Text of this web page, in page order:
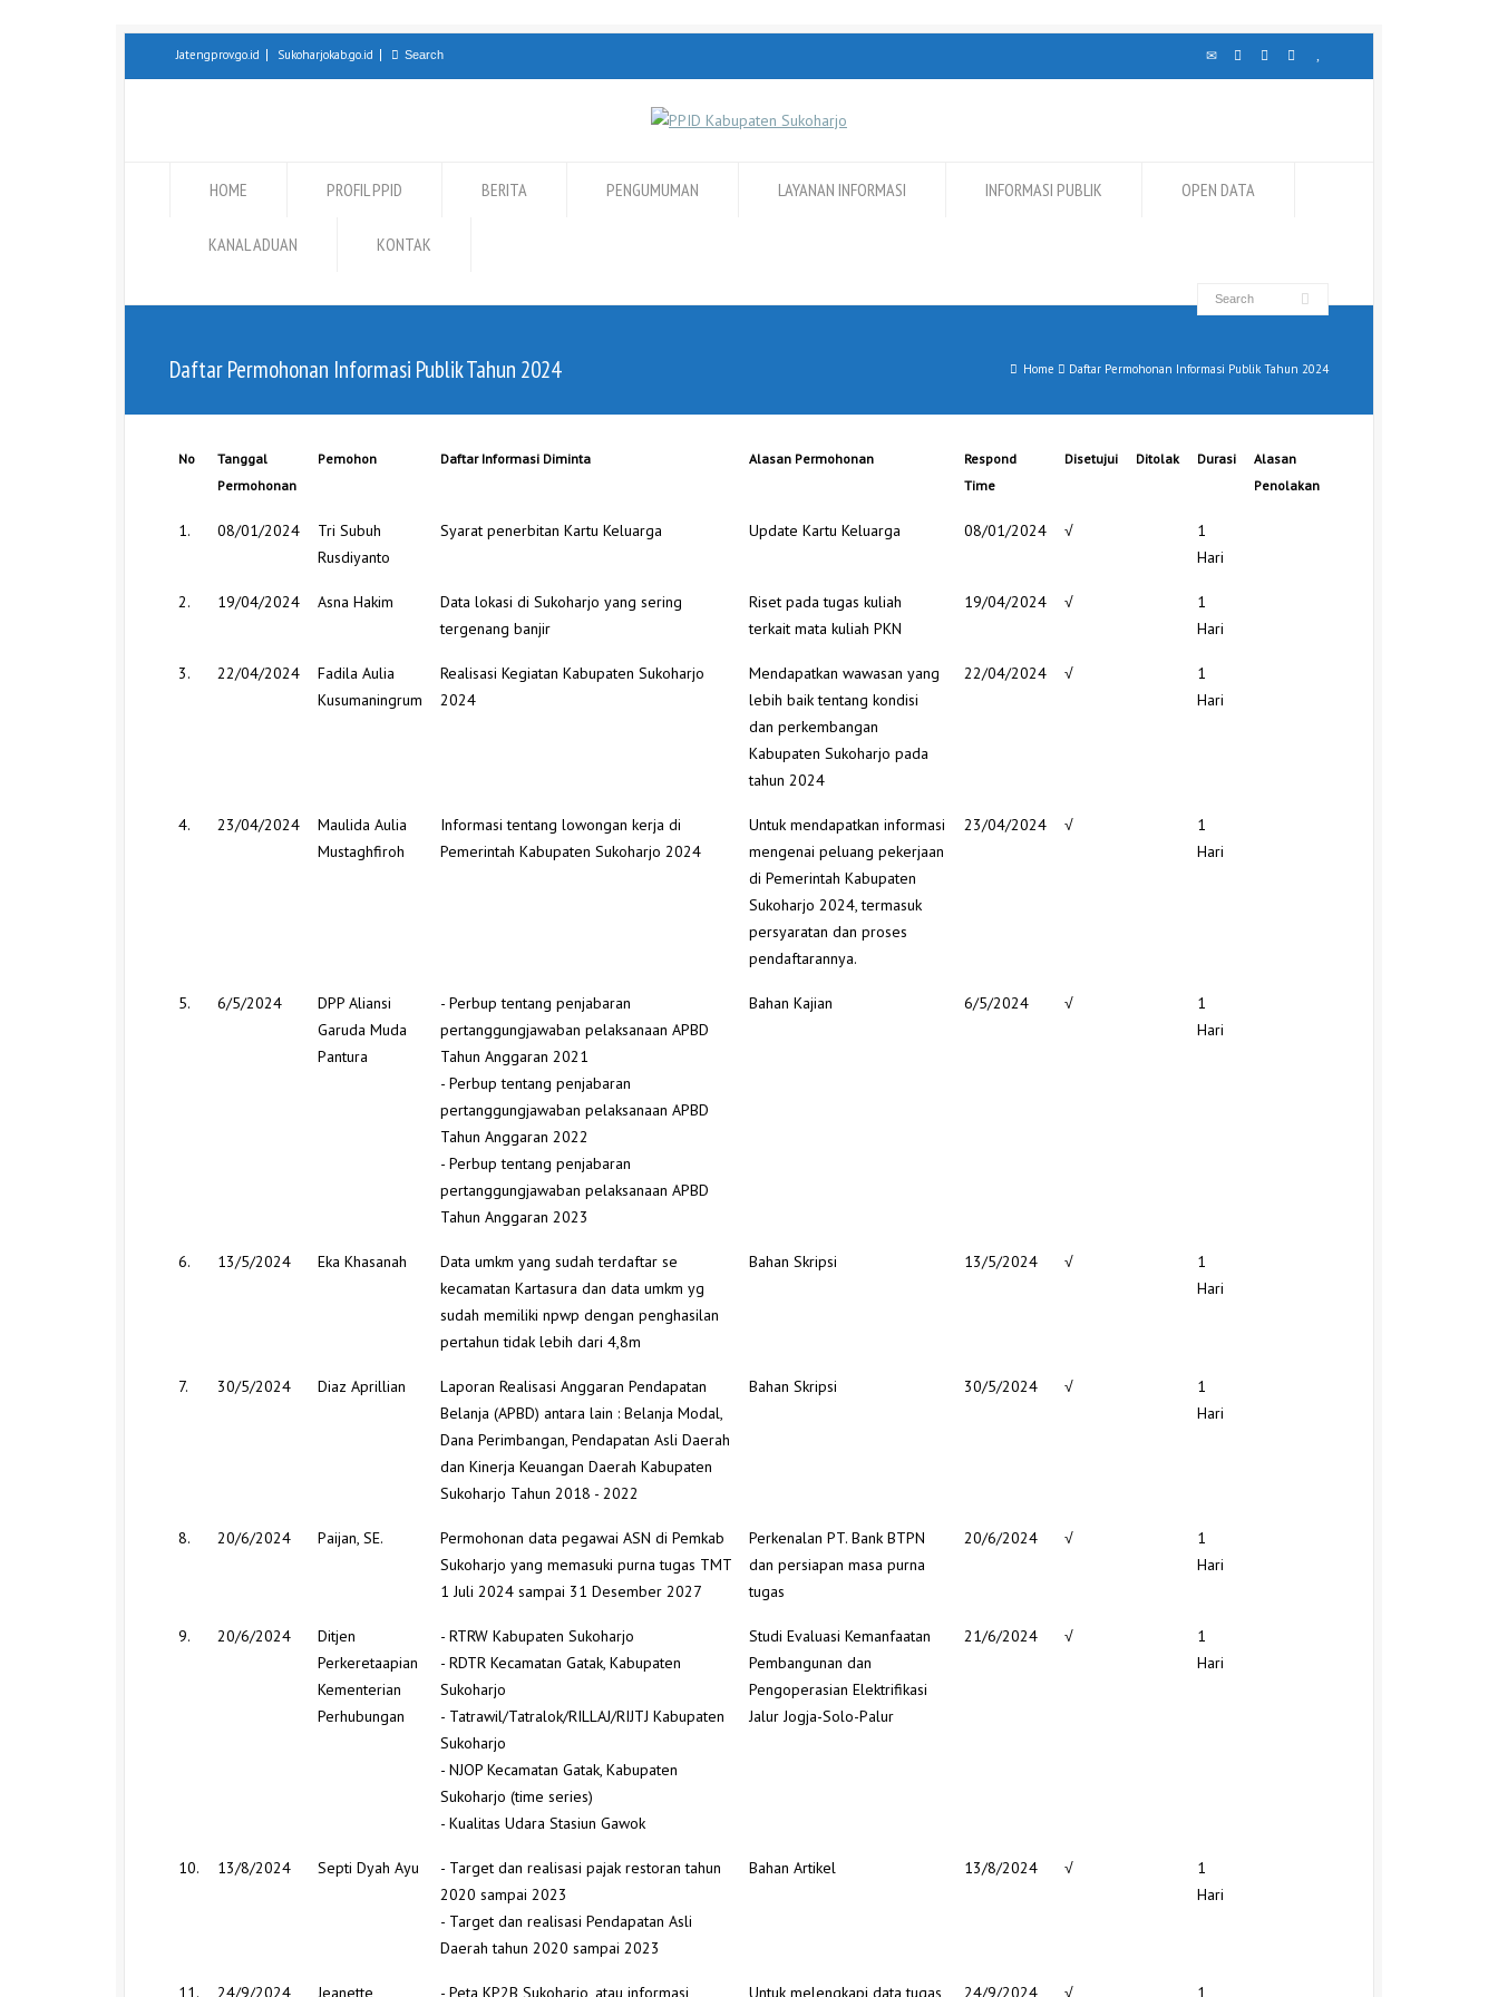
Jatengprov.go.id Sukoharjokab.go.id
HOME PROFIL PPID BERITA PENGUMUMAN LAYANAN INFORMASI INFORMASI PUBLIK OPEN DATA
KANAL ADUAN KONTAK
Daftar Permohonan Informasi Publik Tahun 2024 Home Daftar Permohonan Informasi Publik Tahun 2024
No
Tanggal
Permohonan
Pemohon Daftar Informasi Diminta Alasan Permohonan
Respond
Time
Disetujui Ditolak Durasi
Alasan
Penolakan
1. 08/01/2024
Tri Subuh
Rusdiyanto
Syarat penerbitan Kartu Keluarga Update Kartu Keluarga 08/01/2024 √
1
Hari
2. 19/04/2024 Asna Hakim
Data lokasi di Sukoharjo yang sering
tergenang banjir
Riset pada tugas kuliah
terkait mata kuliah PKN
19/04/2024 √
1
Hari
3. 22/04/2024
Fadila Aulia
Kusumaningrum
Realisasi Kegiatan Kabupaten Sukoharjo
2024
Mendapatkan wawasan yang
lebih baik tentang kondisi
dan perkembangan
Kabupaten Sukoharjo pada
tahun 2024
22/04/2024 √
1
Hari
4. 23/04/2024
Maulida Aulia
Mustaghfiroh
Informasi tentang lowongan kerja di
Pemerintah Kabupaten Sukoharjo 2024
Untuk mendapatkan informasi
mengenai peluang pekerjaan
di Pemerintah Kabupaten
Sukoharjo 2024, termasuk
persyaratan dan proses
pendaftarannya.
23/04/2024 √
1
Hari
5. 6/5/2024
DPP Aliansi
Garuda Muda
Pantura
- Perbup tentang penjabaran
pertanggungjawaban pelaksanaan APBD
Tahun Anggaran 2021
- Perbup tentang penjabaran
pertanggungjawaban pelaksanaan APBD
Tahun Anggaran 2022
- Perbup tentang penjabaran
pertanggungjawaban pelaksanaan APBD
Tahun Anggaran 2023
Bahan Kajian 6/5/2024 √
1
Hari
6. 13/5/2024 Eka Khasanah
Data umkm yang sudah terdaftar se
kecamatan Kartasura dan data umkm yg
sudah memiliki npwp dengan penghasilan
pertahun tidak lebih dari 4,8m
Bahan Skripsi 13/5/2024 √
1
Hari
7. 30/5/2024 Diaz Aprillian
Laporan Realisasi Anggaran Pendapatan
Belanja (APBD) antara lain : Belanja Modal,
Dana Perimbangan, Pendapatan Asli Daerah
dan Kinerja Keuangan Daerah Kabupaten
Sukoharjo Tahun 2018 - 2022
Bahan Skripsi 30/5/2024 √
1
Hari
8. 20/6/2024 Paijan, SE.
Permohonan data pegawai ASN di Pemkab
Sukoharjo yang memasuki purna tugas TMT
1 Juli 2024 sampai 31 Desember 2027
Perkenalan PT. Bank BTPN
dan persiapan masa purna
tugas
20/6/2024 √
1
Hari
9. 20/6/2024
Ditjen
Perkeretaapian
Kementerian
Perhubungan
- RTRW Kabupaten Sukoharjo
- RDTR Kecamatan Gatak, Kabupaten
Sukoharjo
- Tatrawil/Tatralok/RILLAJ/RIJTJ Kabupaten
Sukoharjo
- NJOP Kecamatan Gatak, Kabupaten
Sukoharjo (time series)
- Kualitas Udara Stasiun Gawok
Studi Evaluasi Kemanfaatan
Pembangunan dan
Pengoperasian Elektrifikasi
Jalur Jogja-Solo-Palur
21/6/2024 √
1
Hari
10. 13/8/2024 Septi Dyah Ayu
- Target dan realisasi pajak restoran tahun
2020 sampai 2023
- Target dan realisasi Pendapatan Asli
Daerah tahun 2020 sampai 2023
Bahan Artikel 13/8/2024 √
1
Hari
11. 24/9/2024 Jeanette - Peta KP2B Sukoharjo, atau informasi Untuk melengkapi data tugas 24/9/2024 √ 1